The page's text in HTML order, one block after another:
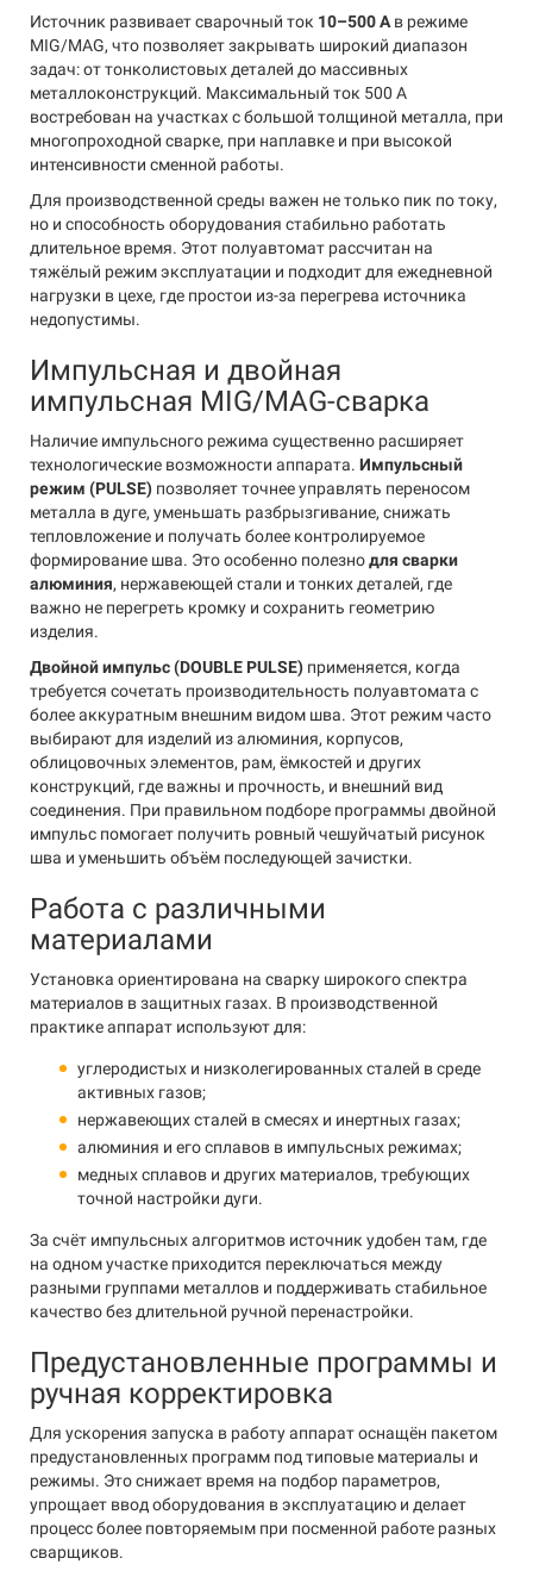
Источник развивает сварочный ток 10–500 А в режиме
MIG/MAG, что позволяет закрывать широкий диапазон
задач: от тонколистовых деталей до массивных
металлоконструкций. Максимальный ток 500 А
востребован на участках с большой толщиной металла, при
многопроходной сварке, при наплавке и при высокой
интенсивности сменной работы.
Для производственной среды важен не только пик по току,
но и способность оборудования стабильно работать
длительное время. Этот полуавтомат рассчитан на
тяжёлый режим эксплуатации и подходит для ежедневной
нагрузки в цехе, где простои из-за перегрева источника
недопустимы.
Импульсная и двойная
импульсная MIG/MAG-сварка
Наличие импульсного режима существенно расширяет
технологические возможности аппарата. Импульсный
режим (PULSE) позволяет точнее управлять переносом
металла в дуге, уменьшать разбрызгивание, снижать
тепловложение и получать более контролируемое
формирование шва. Это особенно полезнодля сварки
алюминия, нержавеющей стали и тонких деталей, где
важно не перегреть кромку и сохранить геометрию
изделия.
Двойной импульс (DOUBLE PULSE) применяется, когда
требуется сочетать производительность полуавтомата с
более аккуратным внешним видом шва. Этот режим часто
выбирают для изделий из алюминия, корпусов,
облицовочных элементов, рам, ёмкостей и других
конструкций, где важны и прочность, и внешний вид
соединения. При правильном подборе программы двойной
импульс помогает получить ровный чешуйчатый рисунок
шва и уменьшить объём последующей зачистки.
Работа с различными
материалами
Установка ориентирована на сварку широкого спектра
материалов в защитных газах. В производственной
практике аппарат используют для:
углеродистых и низколегированных сталей в среде
активных газов;
нержавеющих сталей в смесях и инертных газах;
алюминия и его сплавов в импульсных режимах;
медных сплавов и других материалов, требующих
точной настройки дуги.
За счёт импульсных алгоритмов источник удобен там, где
на одном участке приходится переключаться между
разными группами металлов и поддерживать стабильное
качество без длительной ручной перенастройки.
Предустановленные программы и
ручная корректировка
Для ускорения запуска в работу аппарат оснащён пакетом
предустановленных программ под типовые материалы и
режимы. Это снижает время на подбор параметров,
упрощает ввод оборудования в эксплуатацию и делает
процесс более повторяемым при посменной работе разных
сварщиков.